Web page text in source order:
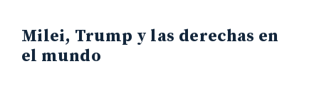
Milei, Trump y las derechas en
el mundo